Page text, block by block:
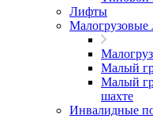
Лифты
Малогрузовые
Малый
Малый
шахте
Инвалидные